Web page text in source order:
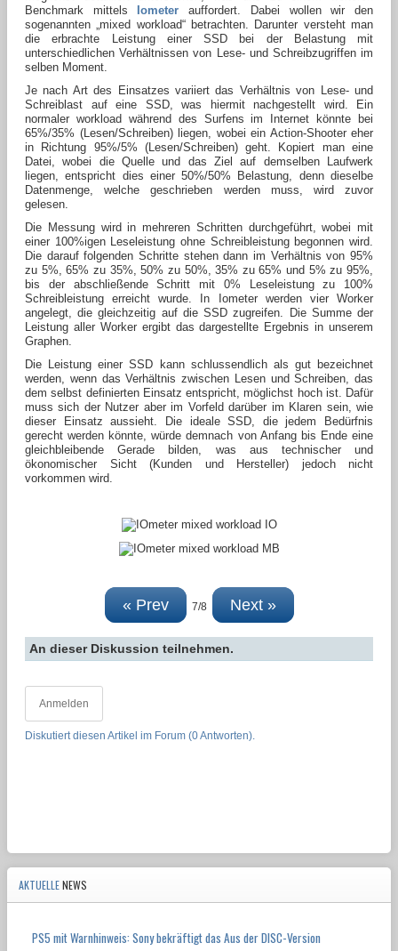
Benchmark mittels Iometer auffordert. Dabei wollen wir den
sogenannten „mixed workload“ betrachten. Darunter versteht man
die erbrachte Leistung einer SSD bei der Belastung mit
unterschiedlichen Verhältnissen von Lese- und Schreibzugriffen im
selben Moment.
Je nach Art des Einsatzes variiert das Verhältnis von Lese- und
Schreiblast auf eine SSD, was hiermit nachgestellt wird. Ein
normaler workload während des Surfens im Internet könnte bei
65%/35% (Lesen/Schreiben) liegen, wobei ein Action-Shooter eher
in Richtung 95%/5% (Lesen/Schreiben) geht. Kopiert man eine
Datei, wobei die Quelle und das Ziel auf demselben Laufwerk
liegen, entspricht dies einer 50%/50% Belastung, denn dieselbe
Datenmenge, welche geschrieben werden muss, wird zuvor
gelesen.
Die Messung wird in mehreren Schritten durchgeführt, wobei mit
einer 100%igen Leseleistung ohne Schreibleistung begonnen wird.
Die darauf folgenden Schritte stehen dann im Verhältnis von 95%
zu 5%, 65% zu 35%, 50% zu 50%, 35% zu 65% und 5% zu 95%,
bis der abschließende Schritt mit 0% Leseleistung zu 100%
Schreibleistung erreicht wurde. In Iometer werden vier Worker
angelegt, die gleichzeitig auf die SSD zugreifen. Die Summe der
Leistung aller Worker ergibt das dargestellte Ergebnis in unserem
Graphen.
Die Leistung einer SSD kann schlussendlich als gut bezeichnet
werden, wenn das Verhältnis zwischen Lesen und Schreiben, das
dem selbst definierten Einsatz entspricht, möglichst hoch ist. Dafür
muss sich der Nutzer aber im Vorfeld darüber im Klaren sein, wie
dieser Einsatz aussieht. Die ideale SSD, die jedem Bedürfnis
gerecht werden könnte, würde demnach von Anfang bis Ende eine
gleichbleibende Gerade bilden, was aus technischer und
ökonomischer Sicht (Kunden und Hersteller) jedoch nicht
vorkommen wird.
« Prev 7/8 Next »
An dieser Diskussion teilnehmen.
Anmelden
Diskutiert diesen Artikel im Forum (0 Antworten).
AKTUELLENEWS
PS5 mit Warnhinweis: Sony bekräftigt das Aus der DISC-Version